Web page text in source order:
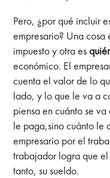
Pero, ¿por qué incluir
empresario? Una
impuesto y otra es
económico. El
cuenta el valor de lo
lado, y lo que le va a
piensa en cuánto se
le paga,sino cuánto le
empresario por el
trabajador logra que
tanto, su sueldo.